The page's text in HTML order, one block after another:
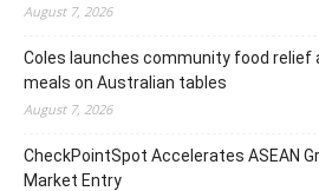
August 7, 2026
Coles launches community food relief
meals on Australian tables
August 7, 2026
CheckPointSpot Accelerates ASEAN
Market Entry